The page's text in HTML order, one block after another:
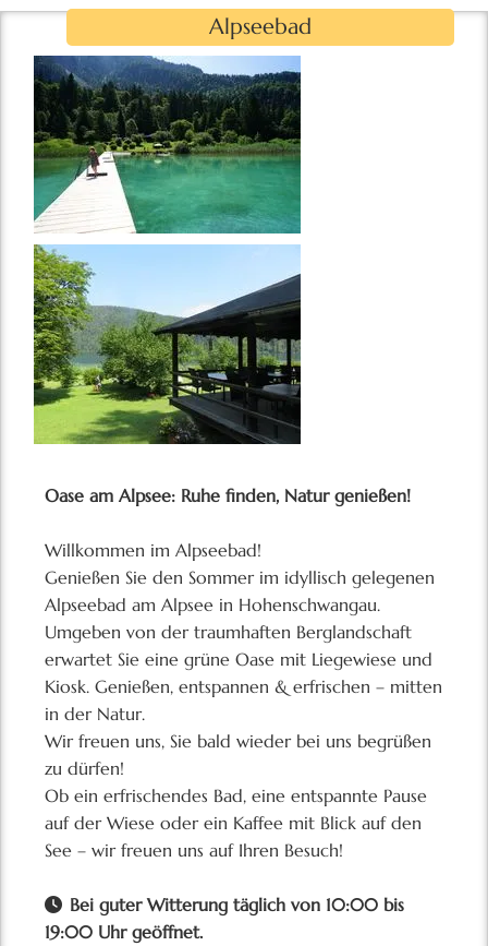
Alpseebad
Oase am Alpsee: Ruhe finden, Natur genießen!
Willkommen im Alpseebad!
Genießen Sie den Sommer im idyllisch gelegenen
Alpseebad am Alpsee in Hohenschwangau.
Umgeben von der traumhaften Berglandschaft
erwartet Sie eine grüne Oase mit Liegewiese und
Kiosk. Genießen, entspannen & erfrischen – mitten
in der Natur.
Wir freuen uns, Sie bald wieder bei uns begrüßen
zu dürfen!
Ob ein erfrischendes Bad, eine entspannte Pause
auf der Wiese oder ein Kaffee mit Blick auf den
See – wir freuen uns auf Ihren Besuch!
Bei guter Witterung täglich von 10:00 bis
19:00 Uhr geöffnet.